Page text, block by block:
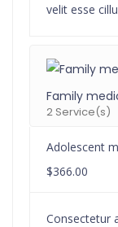
velit esse
Family
2 Service(s)
Adolescent
$366.00
Consectetur